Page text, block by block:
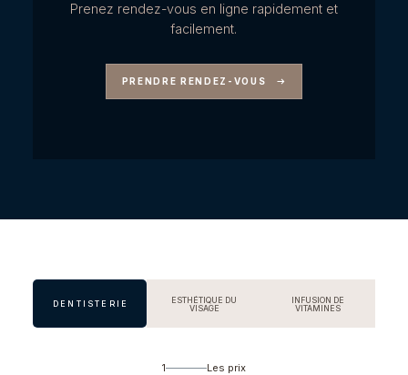
Prenez rendez-vous en ligne rapidement et
facilement.
PRENDRE RENDEZ-VOUS
DENTISTERIE
ESTHÉTIQUE DU
VISAGE
INFUSION DE
VITAMINES
1 Les prix